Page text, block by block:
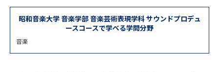
留学・進学関連、塾・予備校
大学入学共通テスト「受験案
内」の請求
大学入学共通テスト「受験上の
配慮案内」の請求
昭和音楽大学 音楽学部 音楽芸術表現学科 サウンドプロデュ
ースコースで学べる学問分野
音楽